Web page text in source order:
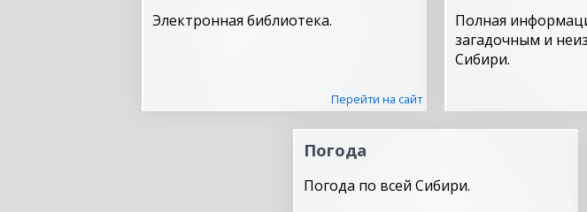
Электронная библиотека.
Перейти на сайт
Полная
загадочным и
Сибири.
Погода
Погода по всей Сибири.